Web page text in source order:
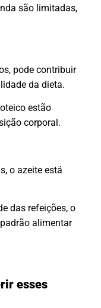
são limitadas,
pode contribuir
da dieta.
estão
corporal.
o azeite está
das refeições, o
alimentar
esses